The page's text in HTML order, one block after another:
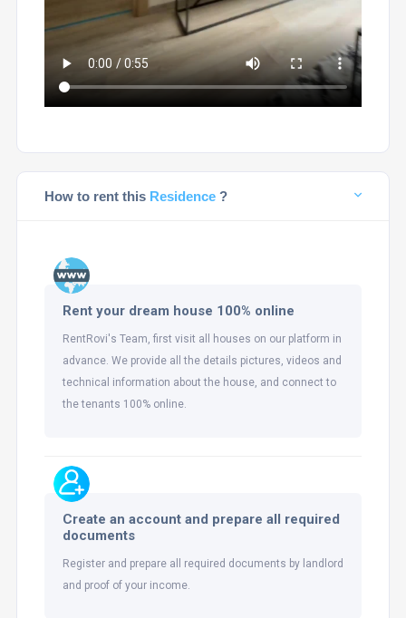
How to rent this Residence ?
Rent your dream house 100% online
RentRovi's Team, first visit all houses on our platform in
advance. We provide all the details pictures, videos and
technical information about the house, and connect to
the tenants 100% online.
Create an account and prepare all required
documents
Register and prepare all required documents by landlord
and proof of your income.